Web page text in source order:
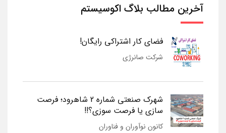
آخرین مطالب بلاگ اکوسیستم
فضای کار اشتراکی رایگان!
شرکت صانرژی
شهرک صنعتی شماره 2 شاهرود؛ فرصت
سازی یا فرصت سوزی؟!!
کانون نوآوران و فناوران